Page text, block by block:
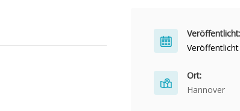
Veröffentlicht:
Ort:
Hannover